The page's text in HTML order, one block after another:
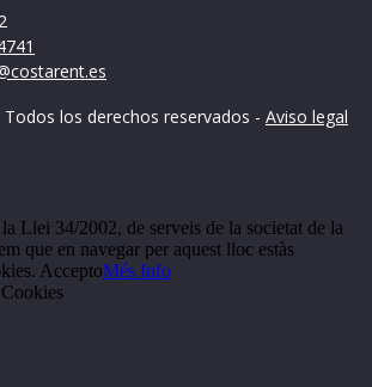
los derechos reservados - Aviso legal
Llei 34/2002, de serveis de la societat de la
que en navegar per aquest lloc estàs
AcceptoMés Info